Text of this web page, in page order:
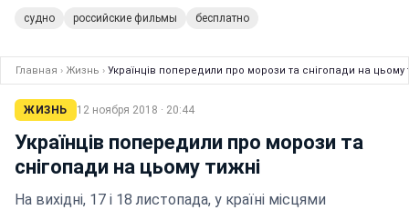
судно российские фильмы бесплатно
Главная › Жизнь › Українців попередили про морози та снігопади на цьому
ЖИЗНЬ 12 ноября 2018 · 20:44
Українців попередили про морози та
снігопади на цьому тижні
На вихідні, 17 і 18 листопада, у країні місцями